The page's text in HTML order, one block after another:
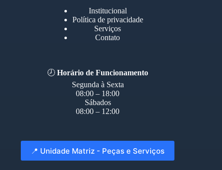
Institucional
Política de privacidade
Serviços
Contato
🕗Horário de Funcionamento
Segunda à Sexta
08:00 – 18:00
Sábados
08:00 – 12:00
📍 Unidade Matriz - Peças e Serviços